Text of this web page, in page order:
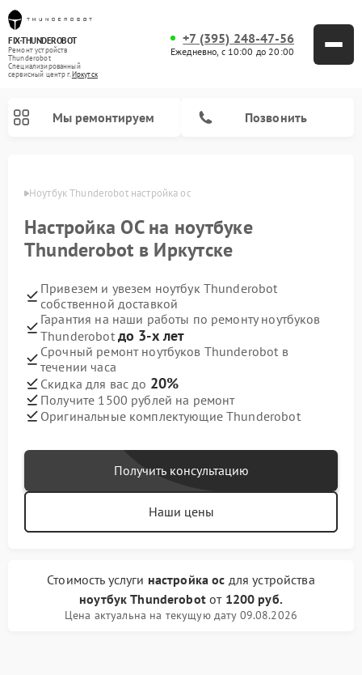
FIX-THUNDEROBOT
Ремонт устройств
Thunderobot
Специализированный
cервисный центр г.Иркутск
+7 (395) 248-47-56
Ежедневно, с 10:00 до 20:00
Мы ремонтируем Позвонить
Ноутбук Thunderobot настройка ос
Настройка ОС на ноутбуке
Thunderobot в Иркутске
Привезем и увезем ноутбук Thunderobot
собственной доставкой
Гарантия на наши работы по ремонту ноутбуков
Thunderobot до 3-х лет
Срочный ремонт ноутбуков Thunderobot в
течении часа
Скидка для вас до 20%
Получите 1500 рублей на ремонт
Оригинальные комплектующие Thunderobot
Получить консультацию
Наши цены
Стоимость услуги настройка ос для устройства
ноутбук Thunderobotот 1200 руб.
Цена актуальна на текущую дату 09.08.2026